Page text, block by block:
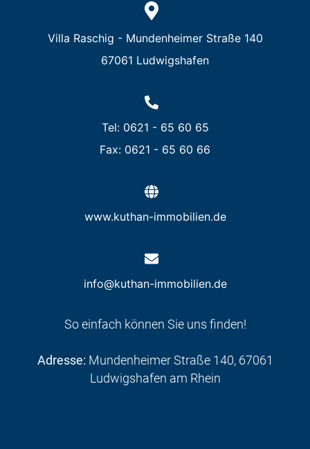
Villa Raschig - Mundenheimer Straße 140
67061 Ludwigshafen
Tel: 0621 - 65 60 65
Fax: 0621 - 65 60 66
www.kuthan-immobilien.de
info@kuthan-immobilien.de
So einfach können Sie uns finden!
Adresse: Mundenheimer Straße 140, 67061
Ludwigshafen am Rhein